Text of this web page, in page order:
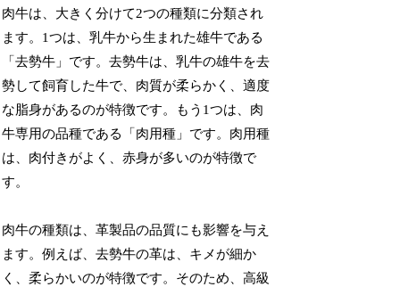
肉牛は、大きく分けて2つの種類に分類され
ます。1つは、乳牛から生まれた雄牛である
「去勢牛」です。去勢牛は、乳牛の雄牛を去
勢して飼育した牛で、肉質が柔らかく、適度
な脂身があるのが特徴です。もう1つは、肉
牛専用の品種である「肉用種」です。肉用種
は、肉付きがよく、赤身が多いのが特徴で
す。
肉牛の種類は、革製品の品質にも影響を与え
ます。例えば、去勢牛の革は、キメが細か
く、柔らかいのが特徴です。そのため、高級